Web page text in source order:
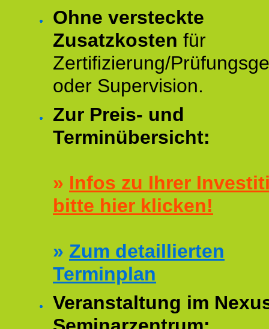
Ohne versteckte
Zusatzkosten für
Zertifizierung/
oder Supervision.
Zur Preis- und
Terminübersicht:
» Infos zu Ihrer
bitte hier klicken!
» Zum detaillierten
Terminplan
Veranstaltung im